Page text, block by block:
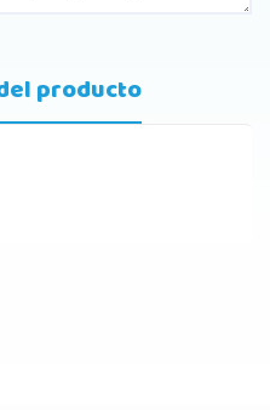
producto